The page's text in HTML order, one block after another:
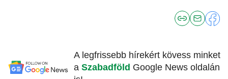
A legfrissebb hírekért kövess minket
a Szabadföld Google News oldalán